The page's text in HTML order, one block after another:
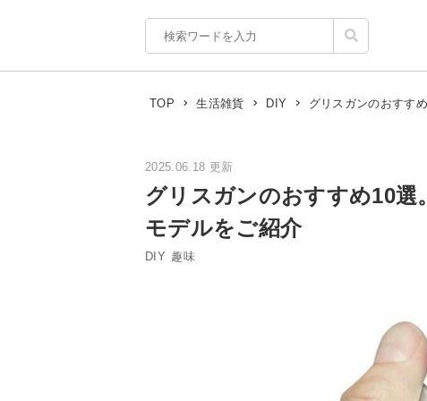
TOP 生活雑貨 DIY グリスガンのおすす
2025.06.18 更新
グリスガンのおすすめ10
モデルをご紹介
DIY 趣味